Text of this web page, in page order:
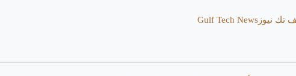
تك نيوز Gulf Tech News